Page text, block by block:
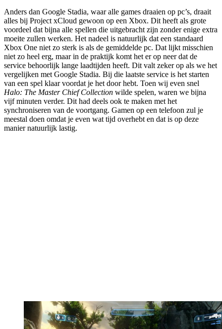
Anders dan Google Stadia, waar alle games draaien op pc’s, draait
alles bij Project xCloud gewoon op een Xbox. Dit heeft als grote
voordeel dat bijna alle spellen die uitgebracht zijn zonder enige extra
moeite zullen werken. Het nadeel is natuurlijk dat een standaard
Xbox One niet zo sterk is als de gemiddelde pc. Dat lijkt misschien
niet zo heel erg, maar in de praktijk komt het er op neer dat de
service behoorlijk lange laadtijden heeft. Dit valt zeker op als we het
vergelijken met Google Stadia. Bij die laatste service is het starten
van een spel klaar voordat je het door hebt. Toen wij even snel
Halo: The Master Chief Collection wilde spelen, waren we bijna
vijf minuten verder. Dit had deels ook te maken met het
synchroniseren van de voortgang. Gamen op een telefoon zul je
meestal doen omdat je even wat tijd overhebt en dat is op deze
manier natuurlijk lastig.